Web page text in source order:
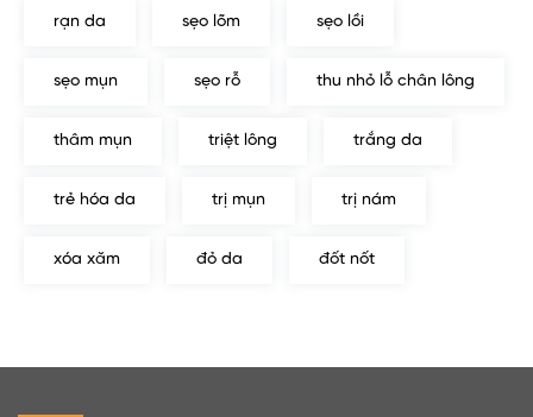
rạn da sẹo lõm sẹo lồi
sẹo mụn sẹo rỗ thu nhỏ lỗ chân lông
thâm mụn triệt lông trắng da
trẻ hóa da trị mụn trị nám
xóa xăm đỏ da đốt nốt